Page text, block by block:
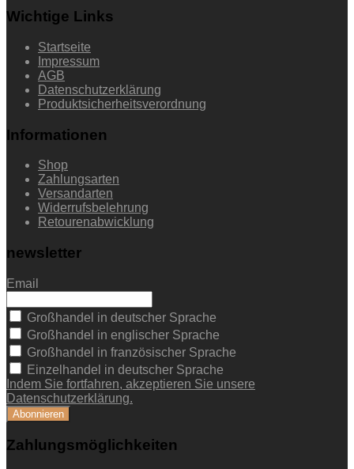
Wichtige Links
Startseite
Impressum
AGB
Datenschutzerklärung
Produktsicherheitsverordnung
Informationen
Shop
Zahlungsarten
Versandarten
Widerrufsbelehrung
Retourenabwicklung
newsletter
Email
Großhandel in deutscher Sprache
Großhandel in englischer Sprache
Großhandel in französischer Sprache
Einzelhandel in deutscher Sprache
Indem Sie fortfahren, akzeptieren Sie unsere
Datenschutzerklärung.
Zahlungsmöglichkeiten